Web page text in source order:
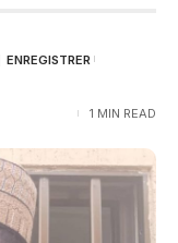
1 MIN READ